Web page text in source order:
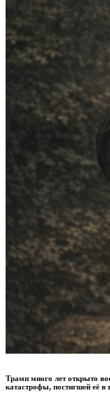
Трамп много лет открыто
катастрофы, постигшей её в